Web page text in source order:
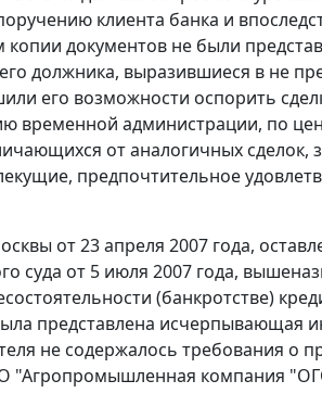
клиента банка и
документов не были
должника, выразившиеся в не
его возможности оспорить
временной администрации, по
от аналогичных
предпочтительное
от 23 апреля 2007 года,
суда от 5 июля 2007 года,
(банкротстве)
представлена исчерпывающая
не содержалось требования о
компания